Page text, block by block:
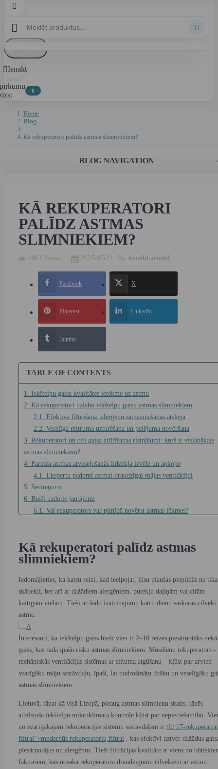

 
 Ienākt
0
Home
Blog
Kā rekuperatori palīdz astmas slimniekiem?
BLOG NAVIGATION
KĀ REKUPERATORI
PALĪDZ ASTMAS
SLIMNIEKIEM?
2061 Views 2025-07-21 By Arnold arnold
Facebook X
Pinterest LinkedIn
Tumblr
TABLE OF CONTENTS
1. Iekštelpu gaisa kvalitātes ietekme uz astmu
2. Kā rekuperatori uzlabo iekštelpu gaisu astmas slimniekiem
2.1. Efektīva filtrēšana: alergēnu samazināšanas atslēga
2.2. Veselīga mitruma uzturēšana un pelējuma novēršana
3. Rekuperatori un citi gaisa attīrīšanas risinājumi: kurš ir vislabākais
astmas slimniekiem?
4. Pareiza astmas atveseļošanās līdzekļa izvēle un apkope
4.1. Ekspertu padomi astmai draudzīgai mājas ventilācijai
5. Secinājumi
6. Bieži uzdotie jautājumi
6.1. Vai rekuperators var pilnībā novērst astmas lēkmes?
6.3. Vai rekuperators ir labāks par pārnēsājamu gaisa attīrītāju
cilvēkiem ar astmu?
6.5. Vai siltuma atgūšanas iekārtas uzstādīšana palielina enerģijas
patēriņu?
Kā rekuperatori palīdz astmas
slimniekiem?
Iedomājieties, ka katru reizi, kad ieelpojat, jūsu plaušas piepildās ne
skābekli, bet arī ar dažādiem alergēniem, putekļu daļiņām vai citām
kaitīgām vielām. Tieši ar šādu izaicinājumu katru dienu saskaras cilvēki
astmu.
Interesanti, ka iekštelpu gaiss bieži vien ir 2–10 reizes piesārņotāks nekā
gaiss, kas rada īpašu risku astmas slimniekiem. Mūsdienu rekuperatori –
mehāniskās ventilācijas sistēmas ar siltuma atgūšanu – kļūst par arvien
svarīgāku māju sastāvdaļu, īpaši, lai nodrošinātu tīrāku un veselīgāku
astmas slimniekiem.
Lietuvā, tāpat kā visā Eiropā, pieaug astmas slimnieku skaits, tāpēc
atbilstoša iekštelpu mikroklimata kontrole kļūst par nepieciešamību.
no svarīgākajām rekuperācijas sistēmu sastāvdaļām ir /lt/ 17-
filtrai">modernūs rekuperatorių filtrai , kas efektīvi uztver dažādus
piesārņotājus un alergēnus. Tieši filtrācijas kvalitāte ir viens no
faktoriem, kas nosaka rekuperatora draudzīgumu cilvēkiem ar astmu.